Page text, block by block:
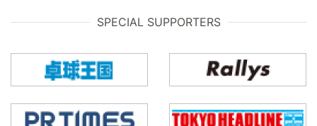
SPECIAL SUPPORTERS